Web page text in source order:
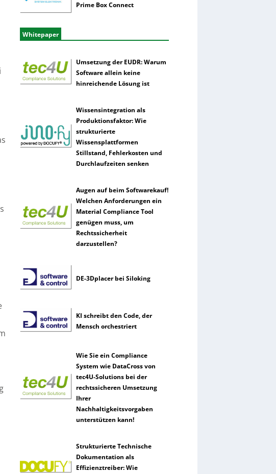
Prime Box Connect
Whitepaper
Umsetzung der EUDR: Warum
Software allein keine
hinreichende Lösung ist
Wissensintegration als
Produktionsfaktor: Wie
strukturierte
Wissensplattformen
Stillstand, Fehlerkosten und
Durchlaufzeiten senken
Augen auf beim Softwarekauf!
Welchen Anforderungen ein
Material Compliance Tool
genügen muss, um
Rechtssicherheit
darzustellen?
DE-3Dplacer bei Siloking
KI schreibt den Code, der
Mensch orchestriert
Wie Sie ein Compliance
System wie DataCross von
tec4U-Solutions bei der
rechtssicheren Umsetzung
Ihrer
Nachhaltigkeitsvorgaben
unterstützen kann!
Strukturierte Technische
Dokumentation als
Effizienztreiber: Wie